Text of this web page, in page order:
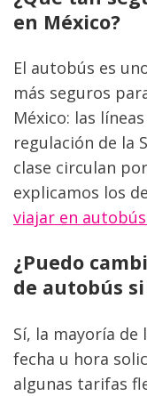
en México?
El autobús es
más seguros
México: las
regulación de la
clase circulan
explicamos los
viajar en
¿Puedo
de autobús
Sí, la mayoría
fecha u hora
algunas tarifas